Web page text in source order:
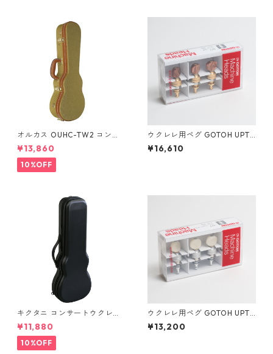
オルカス OUHC-TW2 コンサ
ートウクレレ用ハードケース
¥13,860
10%OFF
ウクレレ用ペグ GOTOH UPT-
UB8-GG
¥16,610
キクタニ コンサートウクレレ
用ハードケース UPC-12N
¥11,880
10%OFF
ウクレレ用ペグ GOTOH UPT-
UBN-CW
¥13,200